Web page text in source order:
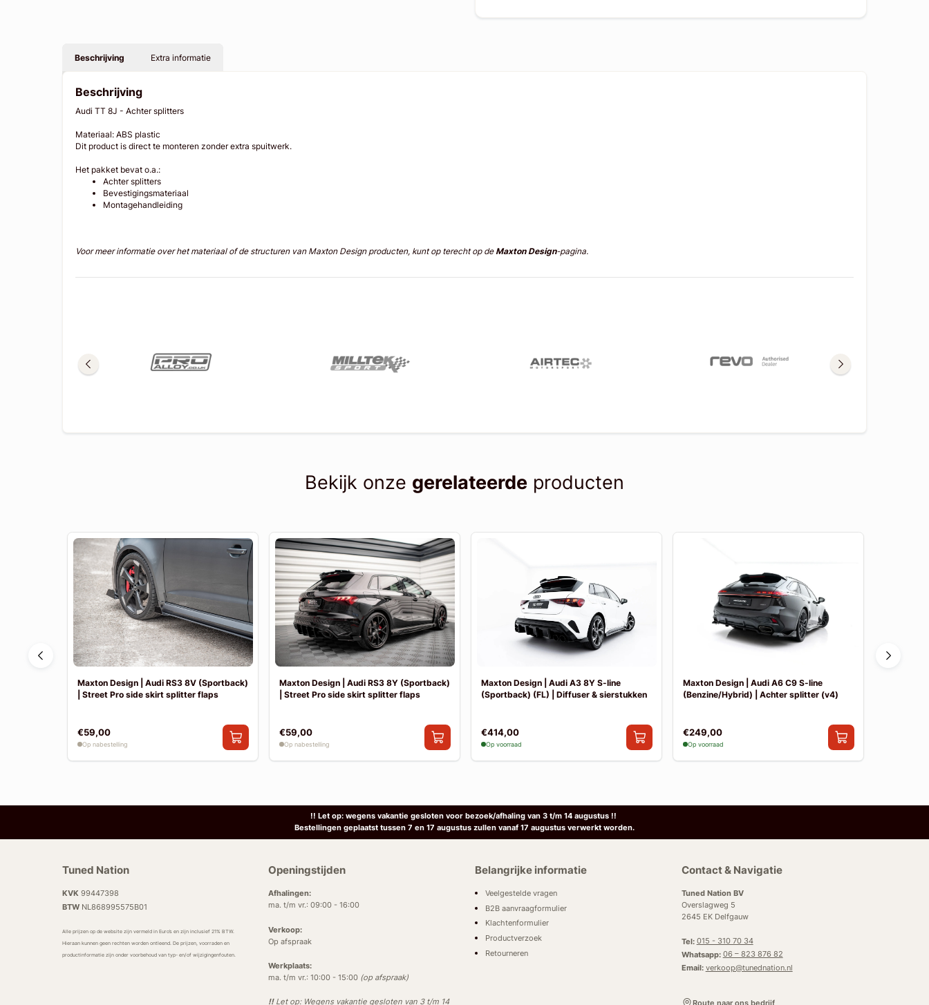
Beschrijving Extra informatie
Beschrijving
Audi TT 8J - Achter splitters
Materiaal: ABS plastic
Dit product is direct te monteren zonder extra spuitwerk.
Het pakket bevat o.a.:
Achter splitters
Bevestigingsmateriaal
Montagehandleiding
Voor meer informatie over het materiaal of de structuren van Maxton Design producten, kunt op terecht op deMaxton Design-pagina.
Bekijk onze gerelateerde producten
Maxton Design | Audi RS3 8V (Sportback)
| Street Pro side skirt splitter flaps
€59,00
Op nabestelling
Maxton Design | Audi RS3 8Y (Sportback)
| Street Pro side skirt splitter flaps
€59,00
Op nabestelling
Maxton Design | Audi A3 8Y S-line
(Sportback) (FL) | Diffuser & sierstukken
€414,00
Op voorraad
Maxton Design | Audi A6 C9 S-line
(Benzine/Hybrid) | Achter splitter (v4)
€249,00
Op voorraad
!! Let op: wegens vakantie gesloten voor bezoek/afhaling van 3 t/m 14 augustus !!
Bestellingen geplaatst tussen 7 en 17 augustus zullen vanaf 17 augustus verwerkt worden.
Tuned Nation
KVK 99447398
BTWNL868995575B01
Alle prijzen op de website zijn vermeld in Euro’s en zijn inclusief 21% BTW.
Hieraan kunnen geen rechten worden ontleend. De prijzen, voorraden en
productinformatie zijn onder voorbehoud van typ- en/of wijzigingenfouten.
Openingstijden
Afhalingen:
ma. t/m vr.: 09:00 - 16:00
Verkoop:
Op afspraak
Werkplaats:
ma. t/m vr.: 10:00 - 15:00 (op afspraak)
!!Let op: Wegens vakantie gesloten van 3 t/m 14
Belangrijke informatie
Veelgestelde vragen
B2B aanvraagformulier
Klachtenformulier
Productverzoek
Retourneren
Contact & Navigatie
Tuned Nation BV
Overslagweg 5
2645 EK Delfgauw
Tel: 015 - 310 70 34
Whatsapp: 06 – 823 876 82
Email: verkoop@tunednation.nl
Route naar ons bedrijf